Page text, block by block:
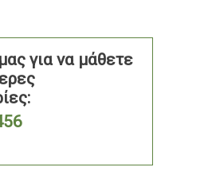
για να μάθετε